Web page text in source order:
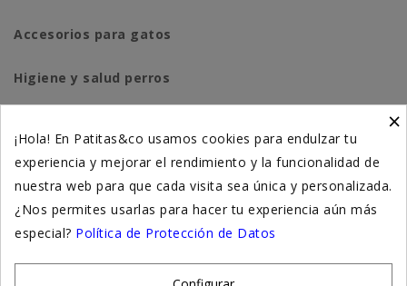
Accesorios para gatos
Higiene y salud perros
Suplementación natural
Otros
×
¡Hola! En Patitas&co usamos cookies para endulzar tu
experiencia y mejorar el rendimiento y la funcionalidad de
nuestra web para que cada visita sea única y personalizada.
¿Nos permites usarlas para hacer tu experiencia aún más
especial? Política de Protección de Datos